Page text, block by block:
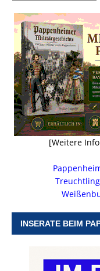
[Weitere
INSERATE BEIM